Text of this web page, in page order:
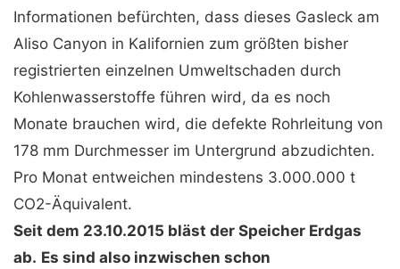
Informationen befürchten, dass dieses Gasleck am
Aliso Canyon in Kalifornien zum größten bisher
registrierten einzelnen Umweltschaden durch
Kohlenwasserstoffe führen wird, da es noch
Monate brauchen wird, die defekte Rohrleitung von
178 mm Durchmesser im Untergrund abzudichten.
Pro Monat entweichen mindestens 3.000.000 t
CO2-Äquivalent.
Seit dem 23.10.2015 bläst der Speicher Erdgas
ab. Es sind also inzwischen schon